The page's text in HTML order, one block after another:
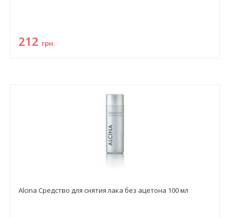
212 грн.
Alcina Средство для снятия лака без ацетона 100 мл